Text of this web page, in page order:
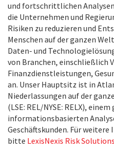
und fortschrittlichen
die Unternehmen und
Risiken zu reduzieren und
Menschen auf der ganzen
Daten- und
von Branchen, einschließlich
Finanzdienstleistungen,
an. Unser Hauptsitz ist in
Niederlassungen auf der
(LSE: REL/NYSE: RELX),
informationsbasierten
Geschäftskunden. Für
bitte LexisNexis Risk Solutions